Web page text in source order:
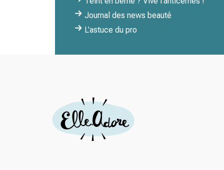
Journal des news beauté
L'astuce du pro